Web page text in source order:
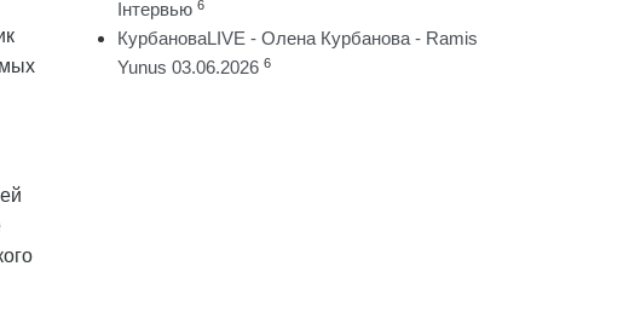
Інтервью 6
КурбановаLIVE - Олена Курбанова - Ramis
Yunus 03.06.2026 6